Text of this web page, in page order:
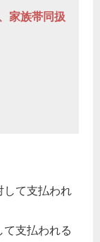
家族帯同扱
して支払われ
て支払われる